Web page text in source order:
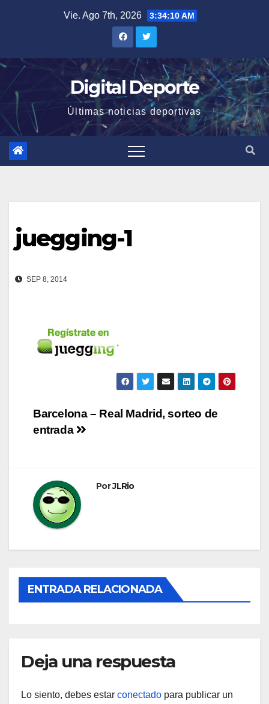
Vie. Ago 7th, 2026 3:34:10 AM
Digital Deporte
Últimas noticias deportivas
juegging-1
SEP 8, 2014
Navegación
Barcelona – Real Madrid, sorteo de
entrada
PorJLRio
ENTRADA RELACIONADA
Deja una respuesta
Lo siento, debes estar conectado para publicar un